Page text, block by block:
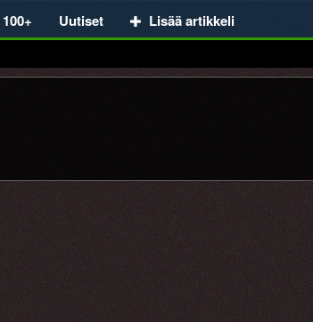
Uutiset Lisää artikkeli